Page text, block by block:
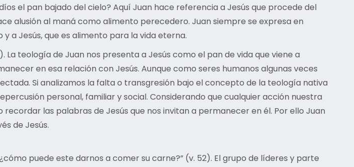
el pan bajado del cielo? Aquí Juan hace referencia a Jesús que procede del
alusión al maná como alimento perecedero. Juan siempre se expresa en
a Jesús, que es alimento para la vida eterna.
teología de Juan nos presenta a Jesús como el pan de vida que viene a
en esa relación con Jesús. Aunque como seres humanos algunas veces
Si analizamos la falta o transgresión bajo el concepto de la teología nativa
personal, familiar y social. Considerando que cualquier acción nuestra
las palabras de Jesús que nos invitan a permanecer en él. Por ello Juan
de Jesús.
puede este darnos a comer su carne?” (v. 52). El grupo de líderes y parte